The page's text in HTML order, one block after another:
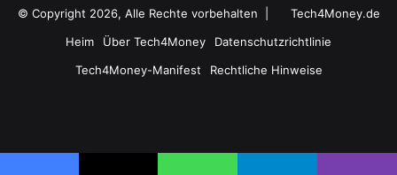
© Copyright 2026, Alle Rechte vorbehalten |
Tech4Money.de
Heim
Über Tech4Money
Datenschutzrichtlinie
Tech4Money-Manifest
Rechtliche Hinweise